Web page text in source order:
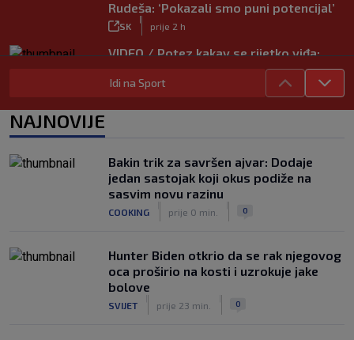
Rudeša: ‘Pokazali smo puni potencijal’
SK prije 2 h
VIDEO / Potez kakav se rijetko viđa:
Kada pomoć nije stigla, na rukama je
iznio suigrača u bolovima
SK prije 3 h
Dinamo u finalu Ramljaka! Sutra protiv
Ajaxa na glavnom terenu Maksimira
|
prije 3 h
Idi na Sport
NAJNOVIJE
Bakin trik za savršen ajvar: Dodaje
jedan sastojak koji okus podiže na
sasvim novu razinu
COOKING prije 0 min. 0
Hunter Biden otkrio da se rak njegovog
oca proširio na kosti i uzrokuje jake
bolove
SVIJET prije 23 min. 0